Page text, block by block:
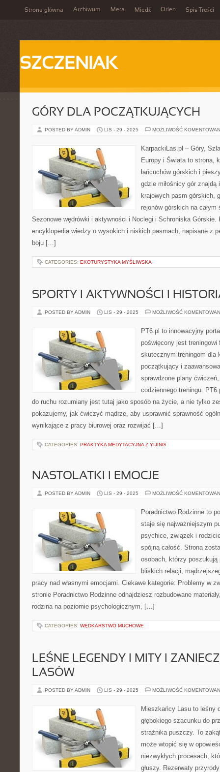
Strona główna Archiwum Meta Miedź Orlen Spis Treści
SZCZENIAK
GÓRY DLA POCZĄTKUJĄCYCH
POSTED BY ADMIN LIS - 29 - 2025 MOŻLIWOŚĆ
KarpackiLas.pl – Góry,
Europy i Świata to strona,
łańcuchów górskich i
gdzie miłośnicy gór znajdą
krajowych pasm górskich,
rejonów górskich na
Sezonowe wędrówki i aktywności i Noclegi i Schroniska Górskie.
encyklopedia wiedzy o wysokich i niskich pasmach, napisane z
boju […]
CATEGORIES: EKOTURYSTYKA MYŚLIWSKA
SPORTY I AKTYWNOŚCI I
POSTED BY ADMIN LIS - 29 - 2025 MOŻLIWOŚĆ
PT6.pl to innowacyjny
poświęcony jest treningowi
skutecznym treningom dla
początkujący i
sprawdzone plany
codziennego treningu.
do ruchu rozumiany jest tutaj jako sposób na życie, a nie tylko
pokazujemy, jak ćwiczyć mądrze, aby usprawnić sprawność
wynikające z pracy biurowej oraz rozwijać […]
CATEGORIES: PRAKTYKA MEDYTACYJNA Z YIJING
NASTOLATKI I EMOCJE
POSTED BY ADMIN LIS - 29 - 2025 MOŻLIWOŚĆ
Poradnictwo Rodzinne to
staje się najważniejszym
psychice, związek i
spójną całość. Strona
osobach, którzy poszukują
bliskich relacji,
pracy nad własnymi emocjami. Ciekawe kategorie: Problemy w
stronie Poradnictwo Rodzinne odnajdziesz rozbudowane
rodzina na poziomie psychologicznym, […]
CATEGORIES: WĘDKARSTWO MUCHOWE
LEŚNE LEGENDY I MITY I
LASÓW
POSTED BY ADMIN LIS - 29 - 2025 MOŻLIWOŚĆ
Mieszkańcy Lasu to leśny
głębokiego szacunku do
strażnika puszczy. To
może wtopić się w
niezwykłych procesach,
głuszy. Rezerwaty